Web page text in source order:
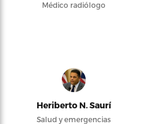
Médico radiólogo
Heriberto N. Saurí
Salud y emergencias